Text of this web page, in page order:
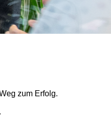
zum Erfolg.